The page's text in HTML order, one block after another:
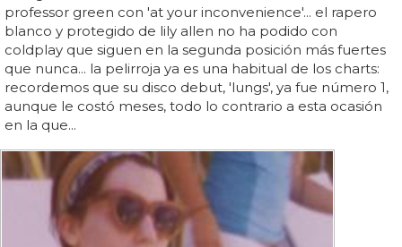
professor green con 'at your inconvenience'... el rapero
blanco y protegido de lily allen no ha podido con
coldplay que siguen en la segunda posición más fuertes
que nunca... la pelirroja ya es una habitual de los charts:
recordemos que su disco debut, 'lungs', ya fue número 1,
aunque le costó meses, todo lo contrario a esta ocasión
en la que...